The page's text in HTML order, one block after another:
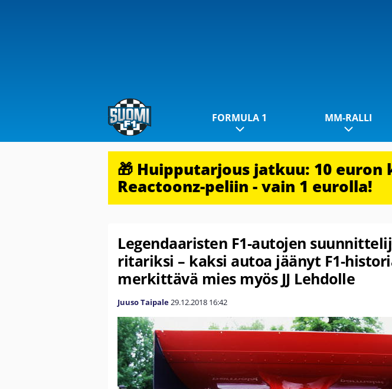
FORMULA 1 MM-RALLI
🎁 Huipputarjous jatkuu: 10
Reactoonz-peliin - vain 1 eurolla!
Legendaaristen F1-autojen
ritariksi – kaksi autoa jäänyt F1-
merkittävä mies myös JJ Lehdolle
Juuso Taipale29.12.2018 16:42